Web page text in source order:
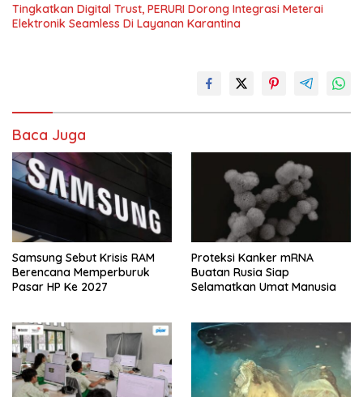
Tingkatkan Digital Trust, PERURI Dorong Integrasi Meterai
Elektronik Seamless Di Layanan Karantina
Baca Juga
Samsung Sebut Krisis RAM
Berencana Memperburuk
Pasar HP Ke 2027
Proteksi Kanker mRNA
Buatan Rusia Siap
Selamatkan Umat Manusia